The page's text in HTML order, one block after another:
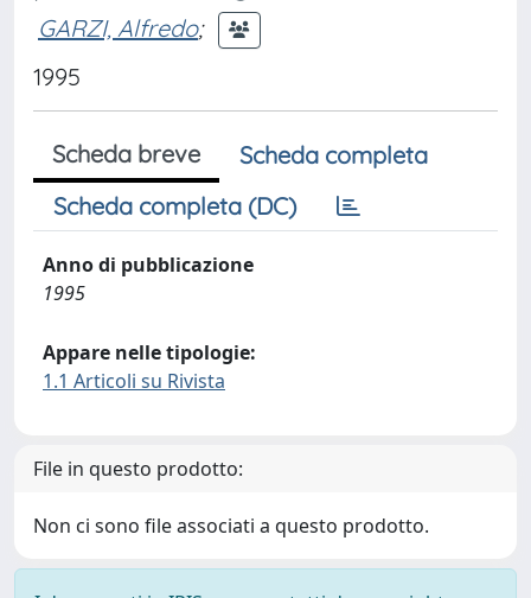
GARZI, Alfredo;
1995
Scheda breve
Scheda completa
Scheda completa (DC)
Anno di pubblicazione
1995
Appare nelle tipologie:
1.1 Articoli su Rivista
File in questo prodotto:
Non ci sono file associati a questo prodotto.